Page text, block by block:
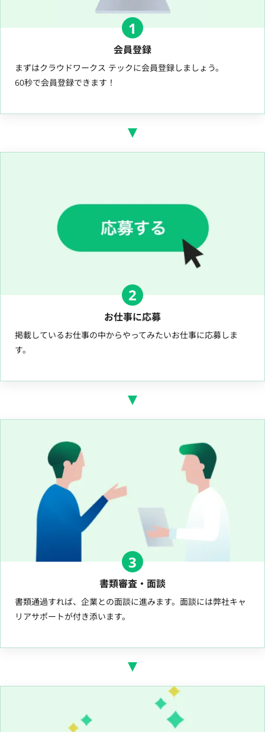
1
会員登録
まずはクラウドワークス テックに会員登録しましょう。
60秒で会員登録できます！
2
お仕事に応募
掲載しているお仕事の中からやってみたいお仕事に応募しま
す。
3
書類審査・面談
書類通過すれば、企業との面談に進みます。面談には弊社キャ
リアサポートが付き添います。